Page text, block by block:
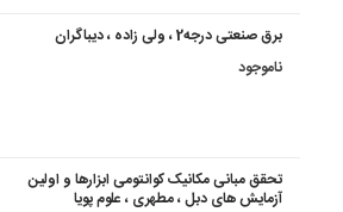
برق صنعتی درجه2 ، ولی زاده ، دیباگران
ناموجود
تحقق مبانی مکانیک کوانتومی ابزارها و اولین
آزمایش های دبل ، مطهری ، علوم پویا